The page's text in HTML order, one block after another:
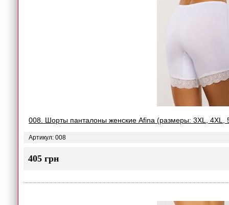
008. Шорты панталоны женские Afina (размеры: 3XL, 4XL,
Артикул: 008
405 грн